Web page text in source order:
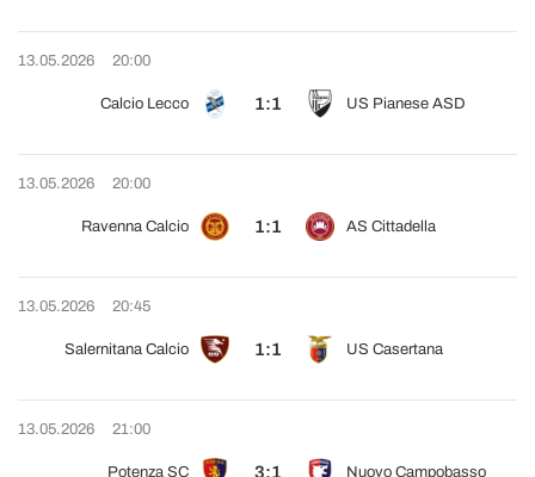
13.05.2026 20:00
Calcio Lecco 1:1 US Pianese ASD
13.05.2026 20:00
Ravenna Calcio 1:1 AS Cittadella
13.05.2026 20:45
Salernitana Calcio 1:1 US Casertana
13.05.2026 21:00
Potenza SC 3:1 Nuovo Campobasso